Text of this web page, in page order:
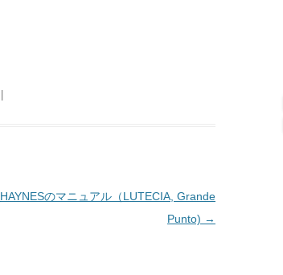
|
HAYNESのマニュアル（LUTECIA, Grande
Punto) →